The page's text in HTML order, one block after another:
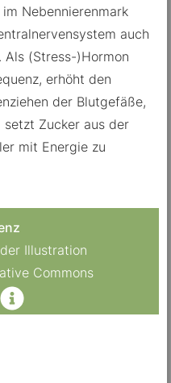
Nebennierenmark
auch
(Stress-)Hormon
erhöht den
der Blutgefäße,
Zucker aus der
mit Energie zu
Illustration
Commons